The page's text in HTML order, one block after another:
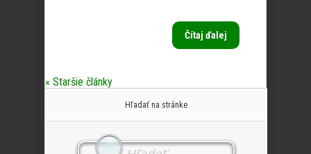
Čítaj ďalej
« Staršie články
Hľadať na stránke